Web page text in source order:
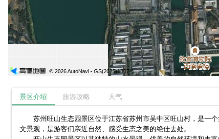
© 2026 AutoNavi - GS(2025)1807号
景区介绍 旅游攻略 天气
苏州旺山生态园景区位于江苏省苏州市吴中区旺山村，是一
文景观，是游客们亲近自然、感受生态之美的绝佳去处。